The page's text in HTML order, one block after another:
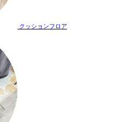
クッションフロア